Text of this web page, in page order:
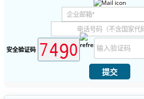
安全验证码
提交